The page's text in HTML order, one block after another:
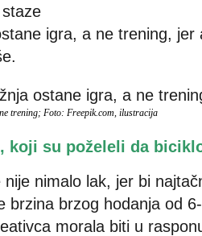
igra, a ne trening,
trening; Foto: Freepik.com, ilustracija
koji su poželeli da
nimalo lak, jer bi
brzina brzog hodanja od
morala biti u